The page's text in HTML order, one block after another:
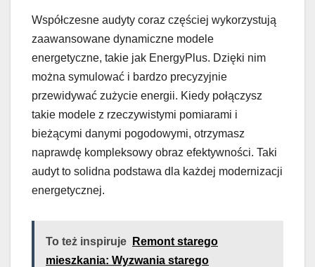
Współczesne audyty coraz częściej wykorzystują
zaawansowane dynamiczne modele
energetyczne, takie jak EnergyPlus. Dzięki nim
można symulować i bardzo precyzyjnie
przewidywać zużycie energii. Kiedy połączysz
takie modele z rzeczywistymi pomiarami i
bieżącymi danymi pogodowymi, otrzymasz
naprawdę kompleksowy obraz efektywności. Taki
audyt to solidna podstawa dla każdej modernizacji
energetycznej.
To też inspiruje
Remont starego
mieszkania: Wyzwania starego